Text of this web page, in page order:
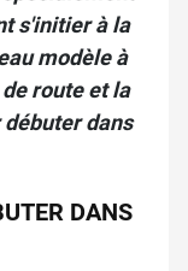
s'initier à la
modèle à
route et la
dans
DANS